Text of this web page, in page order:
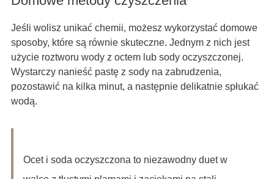
Jeśli wolisz unikać chemii, możesz wykorzystać domowe
sposoby, które są równie skuteczne. Jednym z nich jest
użycie roztworu wody z octem lub sody oczyszczonej.
Wystarczy nanieść pastę z sody na zabrudzenia,
pozostawić na kilka minut, a następnie delikatnie spłukać
wodą.
Ocet i soda oczyszczona to niezawodny duet w